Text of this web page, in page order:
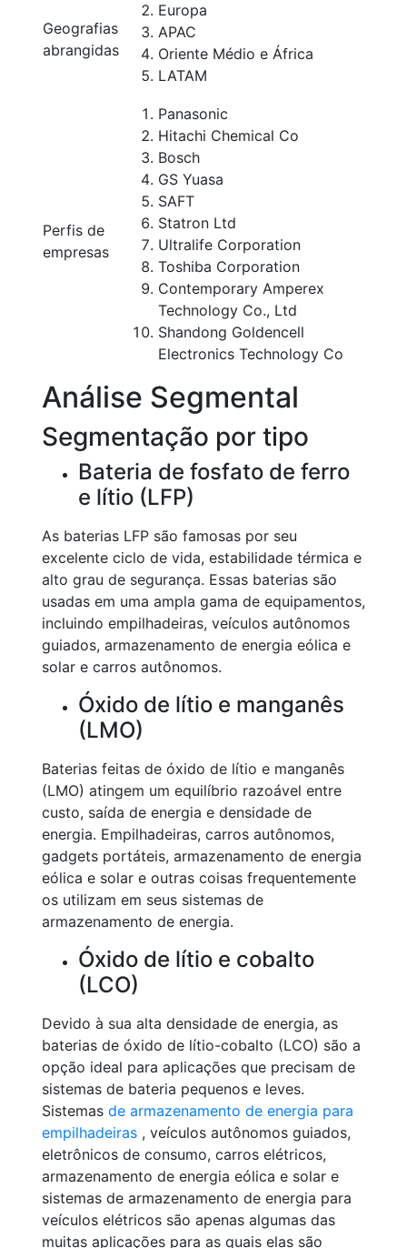
Geografias
abrangidas
Europa
APAC
Oriente Médio e África
LATAM
Perfis de
empresas
Panasonic
Hitachi Chemical Co
Bosch
GS Yuasa
SAFT
Statron Ltd
Ultralife Corporation
Toshiba Corporation
Contemporary Amperex
Technology Co., Ltd
Shandong Goldencell
Electronics Technology Co
Análise Segmental
Segmentação por tipo
Bateria de fosfato de ferro
e lítio (LFP)
As baterias LFP são famosas por seu
excelente ciclo de vida, estabilidade térmica e
alto grau de segurança. Essas baterias são
usadas em uma ampla gama de equipamentos,
incluindo empilhadeiras, veículos autônomos
guiados, armazenamento de energia eólica e
solar e carros autônomos.
Óxido de lítio e manganês
(LMO)
Baterias feitas de óxido de lítio e manganês
(LMO) atingem um equilíbrio razoável entre
custo, saída de energia e densidade de
energia. Empilhadeiras, carros autônomos,
gadgets portáteis, armazenamento de energia
eólica e solar e outras coisas frequentemente
os utilizam em seus sistemas de
armazenamento de energia.
Óxido de lítio e cobalto
(LCO)
Devido à sua alta densidade de energia, as
baterias de óxido de lítio-cobalto (LCO) são a
opção ideal para aplicações que precisam de
sistemas de bateria pequenos e leves.
Sistemas de armazenamento de energia para
empilhadeiras , veículos autônomos guiados,
eletrônicos de consumo, carros elétricos,
armazenamento de energia eólica e solar e
sistemas de armazenamento de energia para
veículos elétricos são apenas algumas das
muitas aplicações para as quais elas são